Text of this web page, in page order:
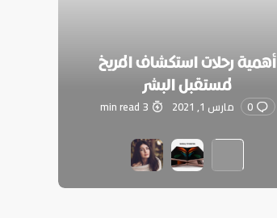
أهمية رحلات استكشاف المريخ
لمستقبل البشر
0 مارس 1, 2021 3 min read